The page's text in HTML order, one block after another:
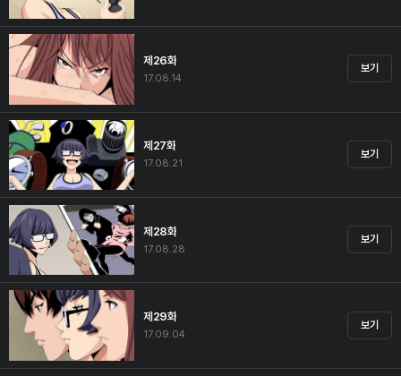
제26화
17.08.14
보기
제27화
17.08.21
보기
제28화
17.08.28
보기
제29화
17.09.04
보기